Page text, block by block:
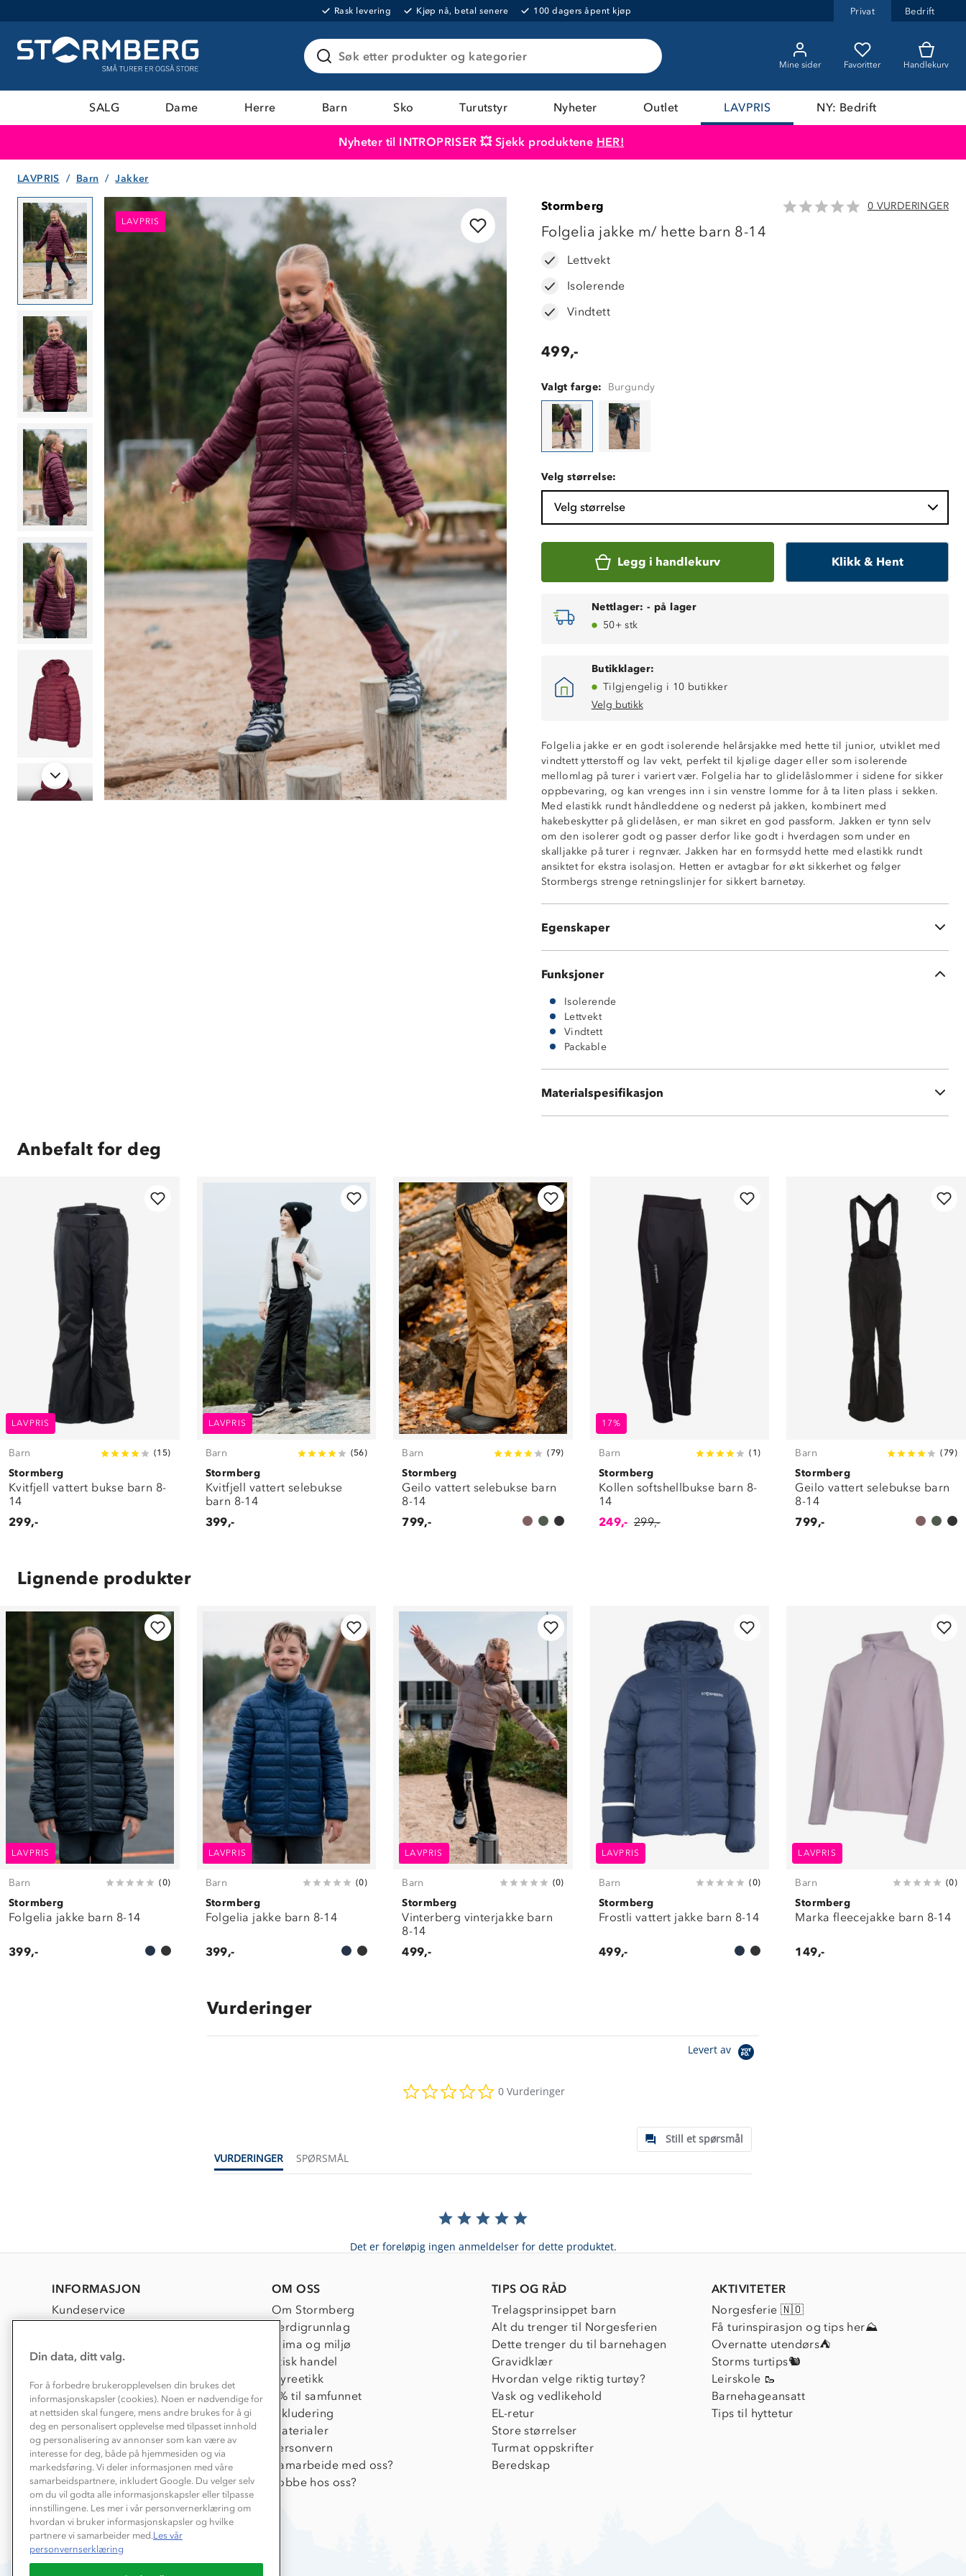
Rask levering Kjøp nå, betal senere 100 dagers åpent kjøp Privat Bedrift
Søk etter produkter og kategorier
Mine sider Favoritter Handlekurv
SALG Dame Herre Barn Sko Turutstyr Nyheter Outlet LAVPRIS NY: Bedrift
Nyheter til INTROPRISER 💥 Sjekk produktene HER!
LAVPRIS Barn Jakker
LAVPRIS
LAVPRIS
Stormberg 0 VURDERINGER
Folgelia jakke m/ hette barn 8-14
Lettvekt
Isolerende
Vindtett
499,-
Valgt farge: Burgundy
Velg størrelse:
Velg størrelse
Legg i handlekurv Klikk & Hent
Nettlager: - på lager
50+ stk
Butikklager:
Tilgjengelig i 10 butikker
Velg butikk
Folgelia jakke er en godt isolerende helårsjakke med hette til junior, utviklet med
vindtett ytterstoff og lav vekt, perfekt til kjølige dager eller som isolerende
mellomlag på turer i variert vær. Folgelia har to glidelåslommer i sidene for sikker
oppbevaring, og kan vrenges inn i sin venstre lomme for å ta liten plass i sekken.
Med elastikk rundt håndleddene og nederst på jakken, kombinert med
hakebeskytter på glidelåsen, er man sikret en god passform. Jakken er tynn selv
om den isolerer godt og passer derfor like godt i hverdagen som under en
skalljakke på turer i regnvær. Jakken har en formsydd hette med elastikk rundt
ansiktet for ekstra isolasjon. Hetten er avtagbar for økt sikkerhet og følger
Stormbergs strenge retningslinjer for sikkert barnetøy.
Egenskaper
Lettvekt
Isolerende
Vindtett
Packable
Avtagbar hette
2 sidelommer med glidelås
Hakebeskytter på glidelås
OekoTex®-sertifisert
Funksjoner
Isolerende
Lettvekt
Vindtett
Packable
Materialspesifikasjon
Fôring: 100 % polyester
Anbefalt for deg
LAVPRIS
Barn (15)
Stormberg
Kvitfjell vattert bukse barn 8-
14
299,-
LAVPRIS
Barn (56)
Stormberg
Kvitfjell vattert selebukse
barn 8-14
399,-
Barn (79)
Stormberg
Geilo vattert selebukse barn
8-14
799,-
17%
Barn ( 1 )
Stormberg
Kollen softshellbukse barn 8-
14
249,- 299,-
Barn (79)
Stormberg
Geilo vattert selebukse barn
8-14
799,-
Lignende produkter
LAVPRIS
Barn (0)
Stormberg
Folgelia jakke barn 8-14
399,-
LAVPRIS
Barn (0)
Stormberg
Folgelia jakke barn 8-14
399,-
LAVPRIS
Barn (0)
Stormberg
Vinterberg vinterjakke barn
8-14
499,-
LAVPRIS
Barn (0)
Stormberg
Frostli vattert jakke barn 8-14
499,-
LAVPRIS
Barn (0)
Stormberg
Marka fleecejakke barn 8-14
149,-
Vurderinger
Levert av
star
0 Vurderinger
Still et spørsmål
VURDERINGER
SPØRSMÅL
Det er foreløpig ingen anmeldelser for dette produktet.
INFORMASJON
Kundeservice
Kundeklubb
Våre butikker
Bedrift, barnehage og SFO
Presse
OM OSS
Om Stormberg
Verdigrunnlag
Klima og miljø
Etisk handel
Dyreetikk
1% til samfunnet
Inkludering
Materialer
Personvern
Samarbeide med oss?
Jobbe hos oss?
TIPS OG RÅD
Trelagsprinsippet barn
Alt du trenger til Norgesferien
Dette trenger du til barnehagen
Gravidklær
Hvordan velge riktig turtøy?
Vask og vedlikehold
EL-retur
Store størrelser
Turmat oppskrifter
Beredskap
AKTIVITETER
Norgesferie 🇳🇴
Få turinspirasjon og tips her⛰
Overnatte utendørs⛺
Storms turtips🐿️
Leirskole 🥾
Barnehageansatt
Tips til hyttetur
Din data, ditt valg.
For å forbedre brukeropplevelsen din brukes det
informasjonskapsler (cookies). Noen er nødvendige for
at nettsiden skal fungere, mens andre brukes for å gi
deg en personalisert opplevelse med tilpasset innhold
og personalisering av annonser som kan være av
interesse for deg, både på hjemmesiden og via
markedsføring. Vi deler informasjonen med våre
samarbeidspartnere, inkludert Google. Du velger selv
om du vil godta alle informasjonskapsler eller tilpasse
innstillingene. Les mer i vår personvernerklæring om
hvordan vi bruker informasjonskapsler og hvilke
partnere vi samarbeider med.Les vår
personvernserklæring